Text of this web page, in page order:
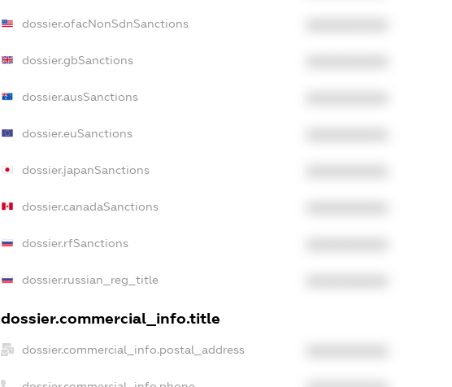
dossier.ofacNonSdnSanctions
dossier.gbSanctions
dossier.ausSanctions
dossier.euSanctions
dossier.japanSanctions
dossier.canadaSanctions
dossier.rfSanctions
dossier.russian_reg_title
dossier.commercial_info.title
dossier.commercial_info.postal_address